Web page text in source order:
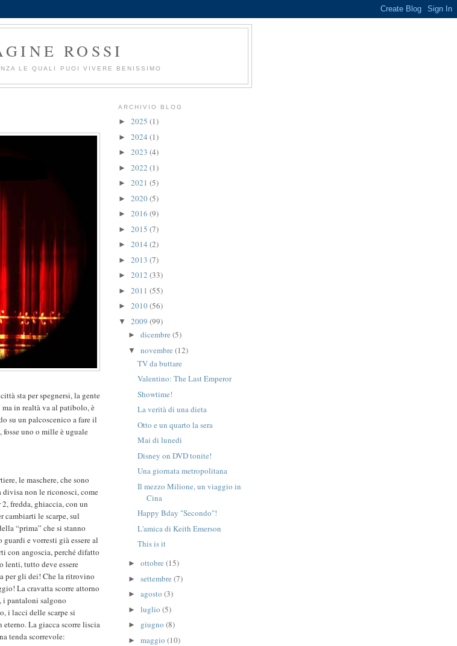
ROSSI
LE QUALI PUOI VIVERE BENISSIMO
sta per spegnersi, la gente
in realtà va al patibolo, è
su un palcoscenico a fare il
fosse uno o mille è uguale
le maschere, che sono
divisa non le riconosci, come
fredda, ghiaccia, con un
cambiarti le scarpe, sul
“prima” che si stanno
e vorresti già essere al
con angoscia, perché difatto
lenti, tutto deve essere
per gli dei! Che la ritrovino
La cravatta scorre attorno
i pantaloni salgono
i lacci delle scarpe si
La giacca scorre liscia
tenda scorrevole:
ARCHIVIO BLOG
► 2025 (1)
► 2024 (1)
► 2023 (4)
► 2022 (1)
► 2021 (5)
► 2020(5)
► 2016 (9)
► 2015 (7)
► 2014 (2)
► 2013 (7)
► 2012 (33)
► 2011 (55)
► 2010(56)
▼ 2009 (99)
► dicembre (5)
▼ novembre (12)
TV da buttare
Valentino: The Last Emperor
Showtime!
La verità di una dieta
Otto e un quarto la sera
Mai di lunedi
Disney on DVD tonite!
Una giornata metropolitana
Il mezzo Milione, un viaggio in
Cina
Happy Bday "Secondo"!
L'amica di Keith Emerson
This is it
► ottobre (15)
► settembre (7)
► agosto (3)
► luglio (5)
► giugno (8)
► maggio (10)